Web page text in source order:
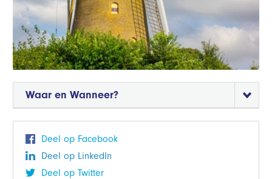
Waar en Wanneer?
Deel op Facebook
Deel op LinkedIn
Deel op Twitter